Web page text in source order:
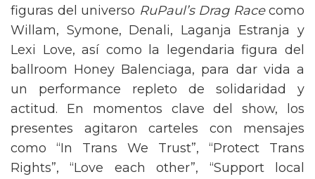
figuras del universo RuPaul’s Drag Racecomo
Willam, Symone, Denali, Laganja Estranja y
Lexi Love, así como la legendaria figura del
ballroom Honey Balenciaga, para dar vida a
un performance repleto de solidaridad y
actitud. En momentos clave del show, los
presentes agitaron carteles con mensajes
como “In Trans We Trust”, “Protect Trans
Rights”, “Love each other”, “Support local